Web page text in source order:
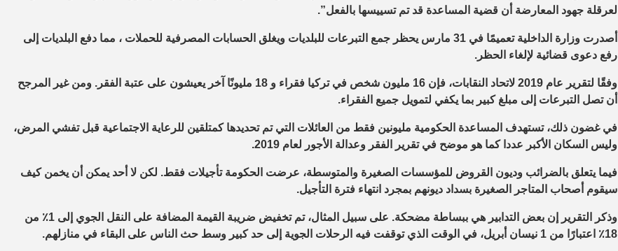
لعرقلة جهود المعارضة أن قضية المساعدة قد تم تسييسها بالفعل”.
أصدرت وزارة الداخلية تعميمًا في 31 مارس يحظر جمع التبرعات للبلديات ويغلق الحسابات المصرفية للحملات ، مما دفع البلديات إلى
رفع دعوى قضائية لإلغاء الحظر.
وفقًا لتقرير عام 2019 لاتحاد النقابات، فإن 16 مليون شخص في تركيا فقراء و 18 مليونًا آخر يعيشون على عتبة الفقر. ومن غير المرجح
أن تصل التبرعات إلى مبلغ كبير بما يكفي لتمويل جميع الفقراء.
في غضون ذلك، تستهدف المساعدة الحكومية مليونين فقط من العائلات التي تم تحديدها كمتلقين للرعاية الاجتماعية قبل تفشي المرض،
وليس السكان الأكبر عددا كما هو موضح في تقرير الفقر وعدالة الأجور لعام 2019.
فيما يتعلق بالضرائب وديون القروض للمؤسسات الصغيرة والمتوسطة، عرضت الحكومة تأجيلات فقط. لكن لا أحد يمكن أن يخمن كيف
سيقوم أصحاب المتاجر الصغيرة بسداد ديونهم بمجرد انتهاء فترة التأجيل.
وذكر التقرير إن بعض التدابير هي ببساطة مضحكة. على سبيل المثال، تم تخفيض ضريبة القيمة المضافة على النقل الجوي إلى 1٪ من
18٪ اعتبارًا من 1 نيسان أبريل، في الوقت الذي توقفت فيه الرحلات الجوية إلى حد كبير وسط حث الناس على البقاء في منازلهم.